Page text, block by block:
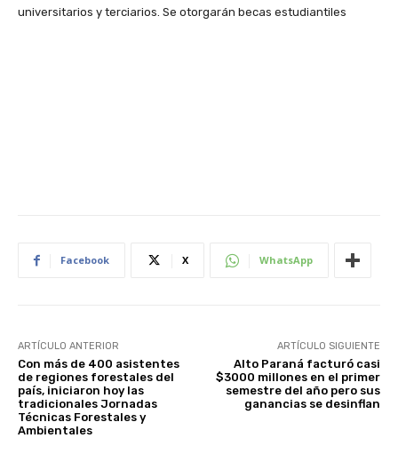
universitarios y terciarios. Se otorgarán becas estudiantiles
Facebook X WhatsApp
ARTÍCULO ANTERIOR
Con más de 400 asistentes
de regiones forestales del
país, iniciaron hoy las
tradicionales Jornadas
Técnicas Forestales y
Ambientales
ARTÍCULO SIGUIENTE
Alto Paraná facturó casi
$3000 millones en el primer
semestre del año pero sus
ganancias se desinflan